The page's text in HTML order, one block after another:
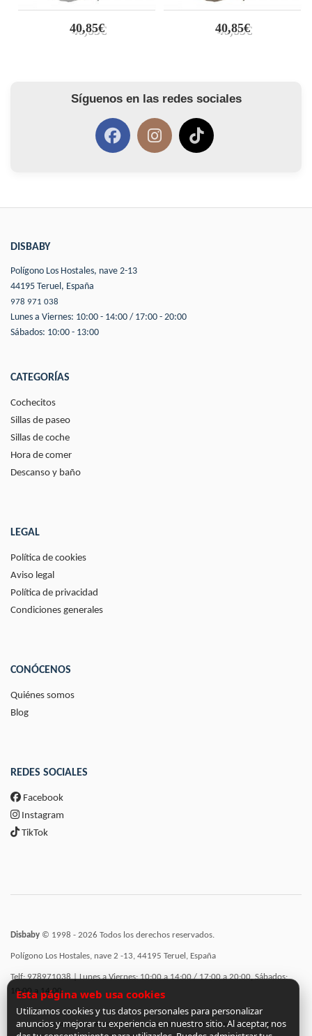
40,85€ 40,85€
Síguenos en las redes sociales
DISBABY
Polígono Los Hostales, nave 2-13
44195 Teruel, España
978 971 038
Lunes a Viernes: 10:00 - 14:00 / 17:00 - 20:00
Sábados: 10:00 - 13:00
CATEGORÍAS
Cochecitos
Sillas de paseo
Sillas de coche
Hora de comer
Descanso y baño
LEGAL
Política de cookies
Aviso legal
Política de privacidad
Condiciones generales
CONÓCENOS
Quiénes somos
Blog
REDES SOCIALES
Facebook
Instagram
TikTok
Disbaby © 1998 - 2026 Todos los derechos reservados.
Polígono Los Hostales, nave 2 -13, 44195 Teruel, España
Telf: 978971038 | Lunes a Viernes: 10:00 a 14:00 / 17:00 a 20:00, Sábados:
10:00 a 14:00
Incorporación de funcionalidades semánticas a la web subvencionadas por:
Esta página web usa cookies
Utilizamos cookies y tus datos personales para personalizar
anuncios y mejorar tu experiencia en nuestro sitio. Al aceptar, nos